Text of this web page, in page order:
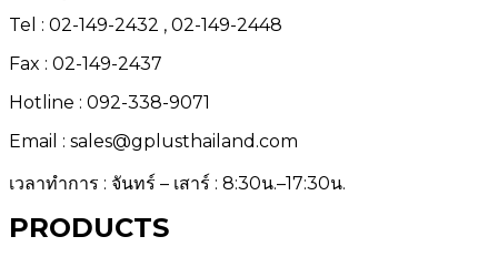
Tel : 02-149-2432 , 02-149-2448
Fax : 02-149-2437
Hotline : 092-338-9071
Email : sales@gplusthailand.com
เวลาทำการ : จันทร์ – เสาร์ : 8:30น.–17:30น.
PRODUCTS